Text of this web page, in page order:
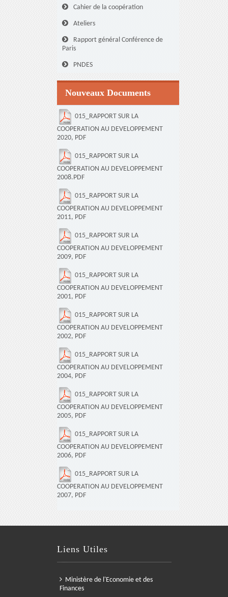
Cahier de la coopération
Ateliers
Rapport général Conférence de
Paris
PNDES
Nouveaux Documents
015_RAPPORT SUR LA
COOPERATION AU DEVELOPPEMENT
2020, PDF
015_RAPPORT SUR LA
COOPERATION AU DEVELOPPEMENT
2008.PDF
015_RAPPORT SUR LA
COOPERATION AU DEVELOPPEMENT
2011, PDF
015_RAPPORT SUR LA
COOPERATION AU DEVELOPPEMENT
2009, PDF
015_RAPPORT SUR LA
COOPERATION AU DEVELOPPEMENT
2001, PDF
015_RAPPORT SUR LA
COOPERATION AU DEVELOPPEMENT
2002, PDF
015_RAPPORT SUR LA
COOPERATION AU DEVELOPPEMENT
2004, PDF
015_RAPPORT SUR LA
COOPERATION AU DEVELOPPEMENT
2005, PDF
015_RAPPORT SUR LA
COOPERATION AU DEVELOPPEMENT
2006, PDF
015_RAPPORT SUR LA
COOPERATION AU DEVELOPPEMENT
2007, PDF
Liens Utiles
Ministère de l'Economie et des
Finances